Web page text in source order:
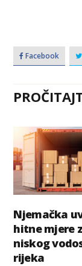
Facebook
Njemačka
hitne mjere
niskog
rijeka